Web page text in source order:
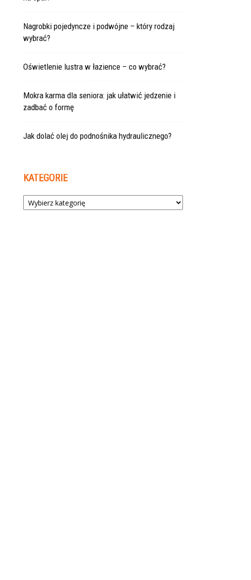
Nagrobki pojedyncze i podwójne – który rodzaj
wybrać?
Oświetlenie lustra w łazience – co wybrać?
Mokra karma dla seniora: jak ułatwić jedzenie i
zadbać o formę
Jak dolać olej do podnośnika hydraulicznego?
KATEGORIE
Kategorie